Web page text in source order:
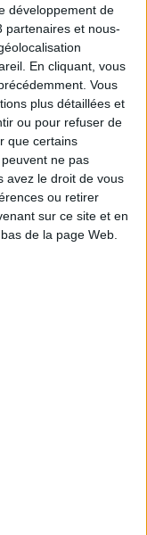
développement de
partenaires et nous-
En cliquant, vous
Vous
plus détaillées et
ou pour refuser de
que certains
ne pas
avez le droit de vous
ou retirer
sur ce site et en
de la page Web.
IN FRANCE À PETIT PRIX